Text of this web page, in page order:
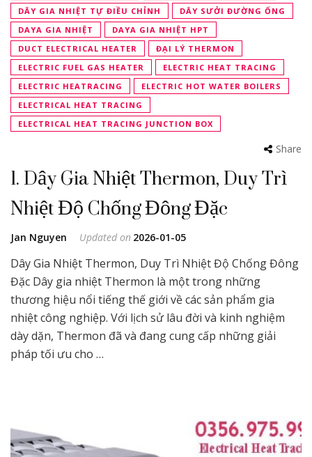
DÂY GIA NHIỆT TỰ ĐIỀU CHỈNH
DÂY SƯỞI ĐƯỜNG ỐNG
DAYA GIA NHIỆT
DAYA GIA NHIỆT HPT
DUCT ELECTRICAL HEATER
ĐẠI LÝ THERMON
ELECTRIC FUEL GAS HEATER
ELECTRIC HEAT TRACING
ELECTRIC HEATRACING
ELECTRIC HOT WATER BOILERS
ELECTRICAL HEAT TRACING
ELECTRICAL HEAT TRACING JUNCTION BOX
Share
1. Dây Gia Nhiệt Thermon, Duy Trì
Nhiệt Độ Chống Đông Đặc
Jan Nguyen Updated on 2026-01-05
Dây Gia Nhiệt Thermon, Duy Trì Nhiệt Độ Chống Đông
Đặc Dây gia nhiệt Thermon là một trong những
thương hiệu nổi tiếng thế giới về các sản phẩm gia
nhiệt công nghiệp. Với lịch sử lâu đời và kinh nghiệm
dày dặn, Thermon đã và đang cung cấp những giải
pháp tối ưu cho …